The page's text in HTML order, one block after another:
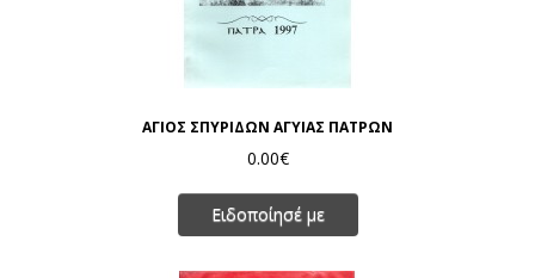
ΑΓΙΟΣ ΣΠΥΡΙΔΩΝ ΑΓΥΙΑΣ ΠΑΤΡΩΝ
0.00€
Ειδοποίησέ με